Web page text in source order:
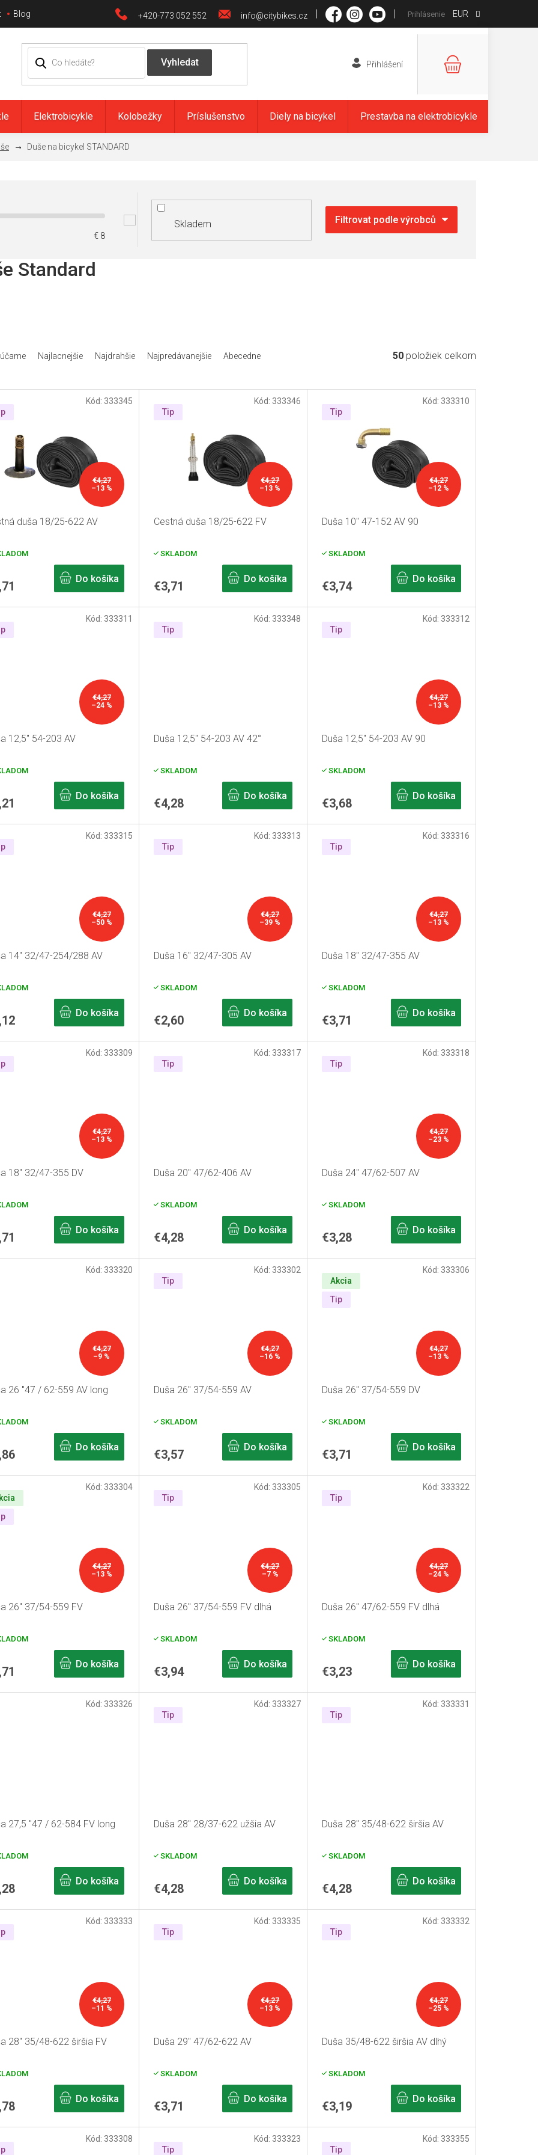
+420-773 052 552 info@citybikes.cz
Blog EUR
Prihlásenie
NÁKUPNÝ
Elektrobicykle Kolobežky Príslušenstvo Diely na bicykel Prestavba na elektrobicykle
Duše na bicykel STANDARD
Standard
Najlacnejšie Najdrahšie Najpredávanejšie Abecedne 50 položiek celkom
€4,27
–13 %
duša 18/25-622 AV
Do košíka
Kód: 333345
Tip
€4,27
–13 %
Cestná duša 18/25-622 FV
SKLADOM
€3,71
Do košíka
Kód: 333346
Tip
€4,27
–12 %
Duša 10" 47-152 AV 90
SKLADOM
€3,74
Do košíka
Kód: 333310
€4,27
–24 %
12,5" 54-203 AV
Do košíka
Kód: 333311
Tip
Duša 12,5" 54-203 AV 42°
SKLADOM
€4,28
Do košíka
Kód: 333348
Tip
€4,27
–13 %
Duša 12,5" 54-203 AV 90
SKLADOM
€3,68
Do košíka
Kód: 333312
€4,27
–50 %
14" 32/47-254/288 AV
Do košíka
Kód: 333315
Tip
€4,27
–39 %
Duša 16" 32/47-305 AV
SKLADOM
€2,60
Do košíka
Kód: 333313
Tip
€4,27
–13 %
Duša 18" 32/47-355 AV
SKLADOM
€3,71
Do košíka
Kód: 333316
€4,27
–13 %
18" 32/47-355 DV
Do košíka
Kód: 333309
Tip
Duša 20" 47/62-406 AV
SKLADOM
€4,28
Do košíka
Kód: 333317
Tip
€4,27
–23 %
Duša 24" 47/62-507 AV
SKLADOM
€3,28
Do košíka
Kód: 333318
€4,27
–9 %
26 "47 / 62-559 AV long
Do košíka
Kód: 333320
Tip
€4,27
–16 %
Duša 26" 37/54-559 AV
SKLADOM
€3,57
Do košíka
Kód: 333302
Akcia
Tip
€4,27
–13 %
Duša 26" 37/54-559 DV
SKLADOM
€3,71
Do košíka
Kód: 333306
€4,27
–13 %
26" 37/54-559 FV
Do košíka
Kód: 333304
Tip
€4,27
–7 %
Duša 26" 37/54-559 FV dlhá
SKLADOM
€3,94
Do košíka
Kód: 333305
Tip
€4,27
–24 %
Duša 26" 47/62-559 FV dlhá
SKLADOM
€3,23
Do košíka
Kód: 333322
27,5 "47 / 62-584 FV long
Do košíka
Kód: 333326
Tip
Duša 28" 28/37-622 užšia AV
SKLADOM
€4,28
Do košíka
Kód: 333327
Tip
Duša 28" 35/48-622 širšia AV
SKLADOM
€4,28
Do košíka
Kód: 333331
€4,27
–11 %
28" 35/48-622 širšia FV
Do košíka
Kód: 333333
Tip
€4,27
–13 %
Duša 29" 47/62-622 AV
SKLADOM
€3,71
Do košíka
Kód: 333335
Tip
€4,27
–25 %
Duša 35/48-622 širšia AV dlhý
SKLADOM
€3,19
Do košíka
Kód: 333332
Kód: 333308
Tip
Kód: 333323
Tip
Kód: 333355
€ 8
Skladem